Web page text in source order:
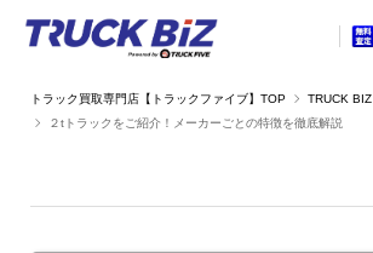
TRUCK BIZ
２tトラックをご紹介！メーカーごとの特徴を徹底解説